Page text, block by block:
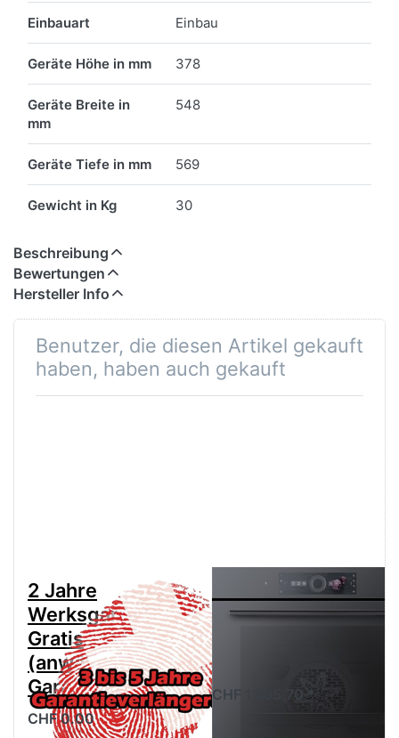
Einbauart Einbau
Geräte Höhe in mm 378
Geräte Breite in
mm
548
Geräte Tiefe in mm 569
Gewicht in Kg 30
Beschreibung
Bewertungen
Hersteller Info
Benutzer, die diesen Artikel gekauft
haben, haben auch gekauft
2 Jahre
Werksgarantie
Gratis
(anwählen für
Garantieverlängerung)
CHF 0.00
V-ZUG Backofen
Combair V4000
CHF 1'895.70 *